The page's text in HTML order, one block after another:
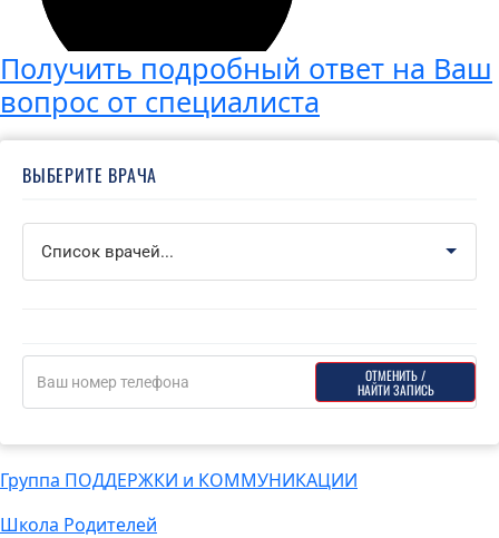
Получить подробный ответ на Ваш
вопрос от специалиста
ВЫБЕРИТЕ ВРАЧА
ОТМЕНИТЬ ИЛИ НАЙТИ ЗАПИСЬ ОТМЕНИТЬ /
НАЙТИ ЗАПИСЬ
Группа ПОДДЕРЖКИ и КОММУНИКАЦИИ
Школа Родителей